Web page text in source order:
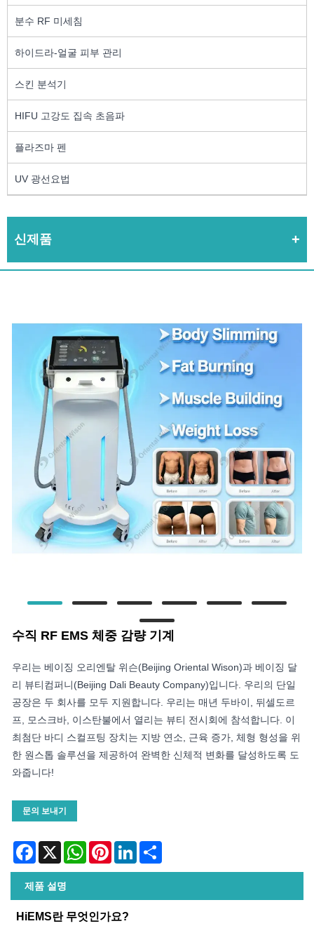
분수 RF 미세침
하이드라-얼굴 피부 관리
스킨 분석기
HIFU 고강도 집속 초음파
플라즈마 펜
UV 광선요법
신제품
수직 RF EMS 체중 감량 기계
우리는 베이징 오리엔탈 위슨(Beijing Oriental Wison)과 베이징 달
리 뷰티컴퍼니(Beijing Dali Beauty Company)입니다. 우리의 단일
공장은 두 회사를 모두 지원합니다. 우리는 매년 두바이, 뒤셀도르
프, 모스크바, 이스탄불에서 열리는 뷰티 전시회에 참석합니다. 이
최첨단 바디 스컬프팅 장치는 지방 연소, 근육 증가, 체형 형성을 위
한 원스톱 솔루션을 제공하여 완벽한 신체적 변화를 달성하도록 도
와줍니다!
문의 보내기
Facebook
X WhatsAppPinterestLinkedIn
제품 설명
HiEMS란 무엇인가요?